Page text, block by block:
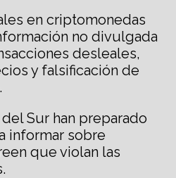
en criptomonedas
no divulgada
desleales,
y falsificación de
Sur han preparado
informar sobre
que violan las